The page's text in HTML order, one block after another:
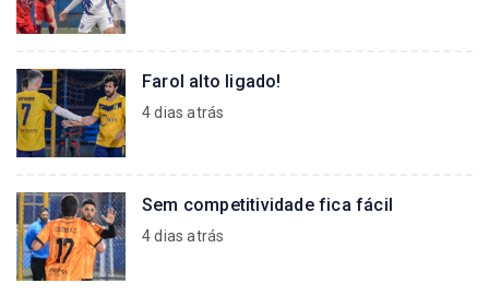
Farol alto ligado!
4 dias atrás
Sem competitividade fica fácil
4 dias atrás